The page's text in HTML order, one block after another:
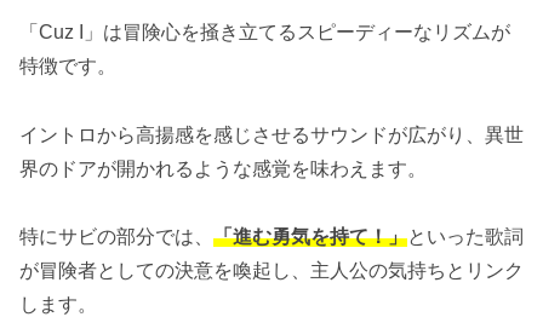
「Cuz I」は冒険心を掻き立てるスピーディーなリズムが
特徴です。
イントロから高揚感を感じさせるサウンドが広がり、異世
界のドアが開かれるような感覚を味わえます。
特にサビの部分では、 「進む勇気を持て！」といった歌詞
が冒険者としての決意を喚起し、主人公の気持ちとリンク
します。